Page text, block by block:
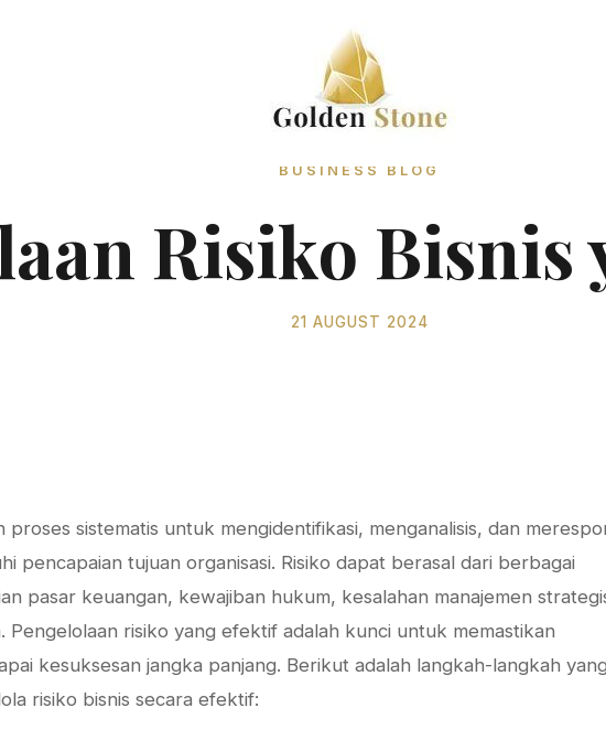
BUSINESS BLOG
Risiko
21 AUGUST 2024
proses sistematis untuk mengidentifikasi, menganalisis, dan
pencapaian tujuan organisasi. Risiko dapat berasal dari berbagai
pasar keuangan, kewajiban hukum, kesalahan manajemen
Pengelolaan risiko yang efektif adalah kunci untuk memastikan
kesuksesan jangka panjang. Berikut adalah langkah-langkah yang
risiko bisnis secara efektif: